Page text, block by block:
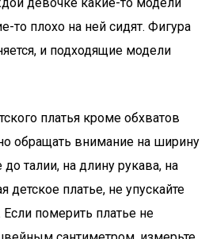
то плохо на ней сидят. Фигура
и подходящие модели
платья кроме обхватов
обращать внимание на ширину
талии, на длину рукава, на
детское платье, не упускайте
померить платье не